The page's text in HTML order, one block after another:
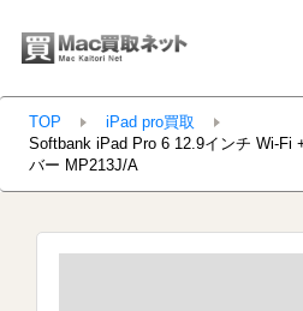
TOP
iPad pro買取
Softbank iPad Pro 6 12.9インチ Wi-Fi
バー MP213J/A